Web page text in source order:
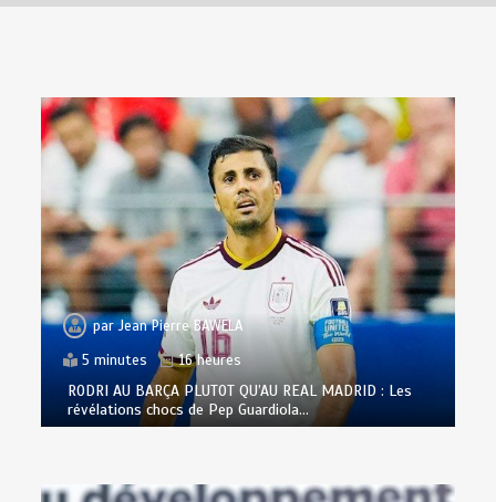
parJean Pierre BAWELA
5 minutes
16 heures
RODRI AU BARÇA PLUTOT QU’AU REAL MADRID : Les
révélations chocs de Pep Guardiola…